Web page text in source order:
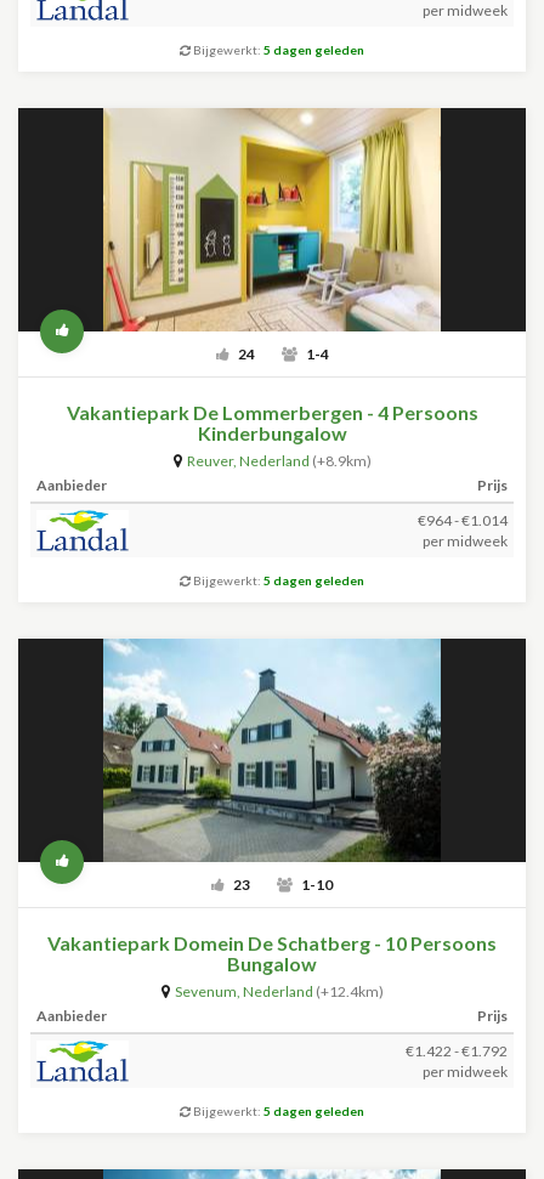
per midweek
Bijgewerkt: 5 dagen geleden
24 1-4
Vakantiepark De Lommerbergen - 4 Persoons
Kinderbungalow
Reuver, Nederland (+8.9km)
Aanbieder
Prijs
€964 - €1.014
per midweek
Bijgewerkt: 5 dagen geleden
23 1-10
Vakantiepark Domein De Schatberg - 10 Persoons
Bungalow
Sevenum, Nederland (+12.4km)
Aanbieder
Prijs
€1.422 - €1.792
per midweek
Bijgewerkt: 5 dagen geleden